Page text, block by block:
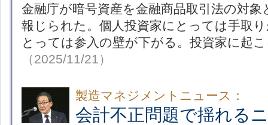
金融庁が暗号資産を金融商品取引法の対
報じられた。個人投資家にとっては手取
とっては参入の壁が下がる。投資家に起
（2025/11/21）
製造マネジメントニュース：
会計不正問題で揺れる